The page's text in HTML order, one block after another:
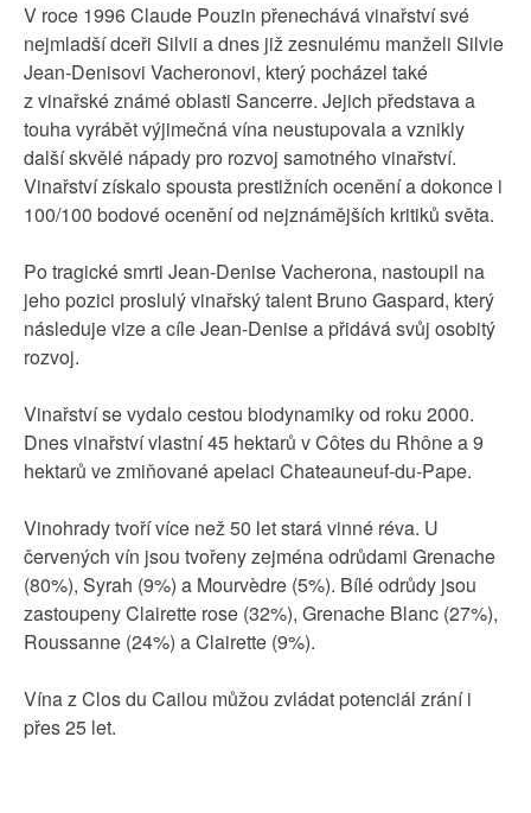
V roce 1996 Claude Pouzin přenechává vinařství své
nejmladší dceři Silvii a dnes již zesnulému manželi Silvie
Jean-Denisovi Vacheronovi, který pocházel také
z vinařské známé oblasti Sancerre. Jejich představa a
touha vyrábět výjimečná vína neustupovala a vznikly
další skvělé nápady pro rozvoj samotného vinařství.
Vinařství získalo spousta prestižních ocenění a dokonce i
100/100 bodové ocenění od nejznámějších kritiků světa.
Po tragické smrti Jean-Denise Vacherona, nastoupil na
jeho pozici proslulý vinařský talent Bruno Gaspard, který
následuje vize a cíle Jean-Denise a přidává svůj osobitý
rozvoj.
Vinařství se vydalo cestou biodynamiky od roku 2000.
Dnes vinařství vlastní 45 hektarů v Côtes du Rhône a 9
hektarů ve zmiňované apelaci Chateauneuf-du-Pape.
Vinohrady tvoří více než 50 let stará vinné réva. U
červených vín jsou tvořeny zejména odrůdami Grenache
(80%), Syrah (9%) a Mourvèdre (5%). Bílé odrůdy jsou
zastoupeny Clairette rose (32%), Grenache Blanc (27%),
Roussanne (24%) a Clairette (9%).
Vína z Clos du Cailou můžou zvládat potenciál zrání i
přes 25 let.